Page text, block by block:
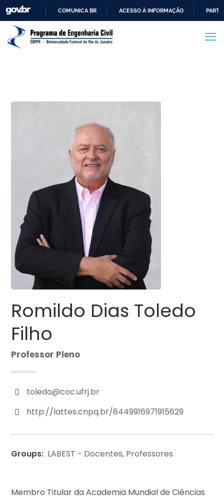
PARA
COMUNICA BR ACESSO À INFORMAÇÃO
Romildo Dias Toledo
Filho
Professor Pleno
toledo@coc.ufrj.br
http://lattes.cnpq.br/8449916971915629
Groups: LABEST - Docentes, Professores
Membro Titular da Academia Mundial de Ciências